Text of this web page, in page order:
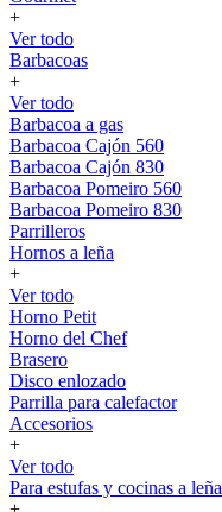
+
Ver todo
Barbacoas
+
Ver todo
Barbacoa a gas
Barbacoa Cajón 560
Barbacoa Cajón 830
Barbacoa Pomeiro 560
Barbacoa Pomeiro 830
Parrilleros
Hornos a leña
+
Ver todo
Horno Petit
Horno del Chef
Brasero
Disco enlozado
Parrilla para calefactor
Accesorios
+
Ver todo
Para estufas y cocinas a leña